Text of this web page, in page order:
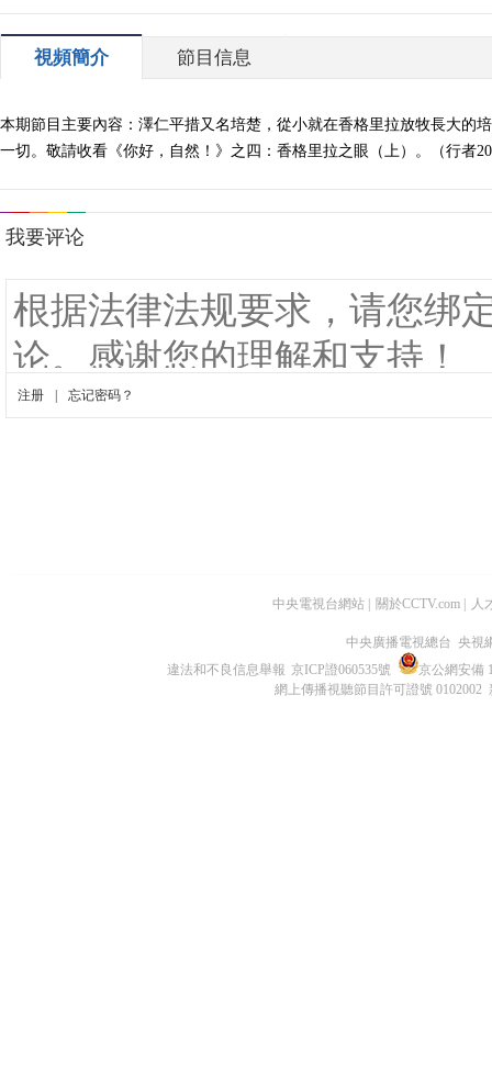
視頻簡介 節目信息
本期節目主要內容：澤仁平措又名培楚，從小就在香格里拉放牧長大的
一切。敬請收看《你好，自然！》之四：香格里拉之眼（上）。（行者
中央電視台網站 關於CCTV.com 人
中央廣播電視總台 央視
違法和不良信息舉報 京ICP證060535號
京公網安備
網上傳播視聽節目許可證號 0102002